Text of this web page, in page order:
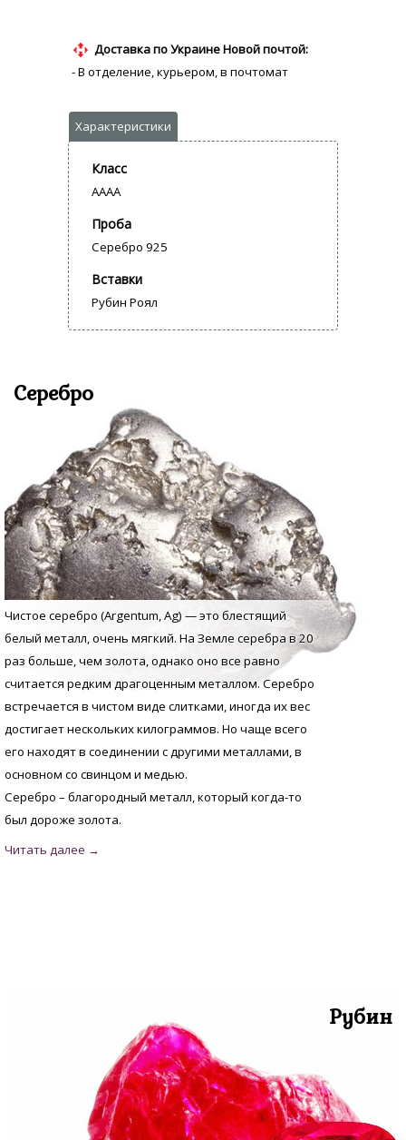
Доставка по Украине Новой почтой:
- В отделение, курьером, в почтомат
Класс
AAAA
Проба
Серебро 925
Вставки
Рубин Роял
Серебро
Чистое серебро (Argentum, Аg) — это блестящий
белый металл, очень мягкий. На Земле серебра в 20
раз больше, чем золота, однако оно все равно
считается редким драгоценным металлом. Серебро
встречается в чистом виде слитками, иногда их вес
достигает нескольких килограммов. Но чаще всего
его находят в соединении с другими металлами, в
основном со свинцом и медью.
Серебро – благородный металл, который когда-то
был дороже золота.
Рубин